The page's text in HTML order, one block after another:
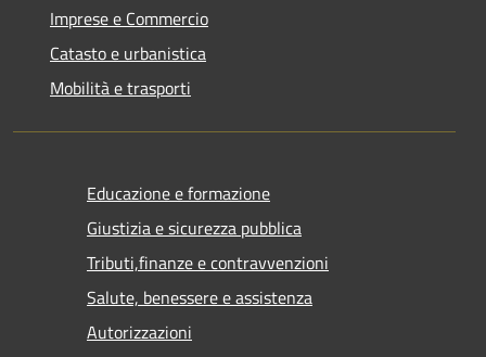
Imprese e Commercio
Catasto e urbanistica
Mobilità e trasporti
Educazione e formazione
Giustizia e sicurezza pubblica
Tributi,finanze e contravvenzioni
Salute, benessere e assistenza
Autorizzazioni